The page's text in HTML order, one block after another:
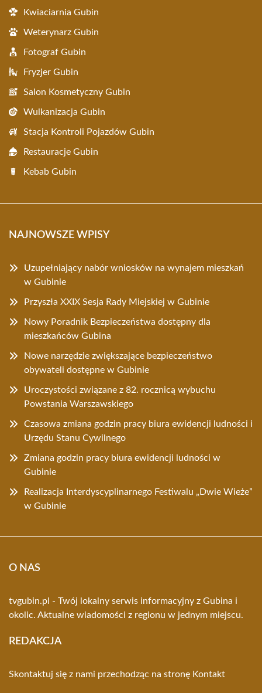
Kwiaciarnia Gubin
Weterynarz Gubin
Fotograf Gubin
Fryzjer Gubin
Salon Kosmetyczny Gubin
Wulkanizacja Gubin
Stacja Kontroli Pojazdów Gubin
Restauracje Gubin
Kebab Gubin
NAJNOWSZE WPISY
Uzupełniający nabór wniosków na wynajem mieszkań
w Gubinie
Przyszła XXIX Sesja Rady Miejskiej w Gubinie
Nowy Poradnik Bezpieczeństwa dostępny dla
mieszkańców Gubina
Nowe narzędzie zwiększające bezpieczeństwo
obywateli dostępne w Gubinie
Uroczystości związane z 82. rocznicą wybuchu
Powstania Warszawskiego
Czasowa zmiana godzin pracy biura ewidencji ludności i
Urzędu Stanu Cywilnego
Zmiana godzin pracy biura ewidencji ludności w
Gubinie
Realizacja Interdyscyplinarnego Festiwalu „Dwie Wieże”
w Gubinie
O NAS
tvgubin.pl - Twój lokalny serwis informacyjny z Gubina i
okolic. Aktualne wiadomości z regionu w jednym miejscu.
REDAKCJA
Skontaktuj się z nami przechodząc na stronę Kontakt